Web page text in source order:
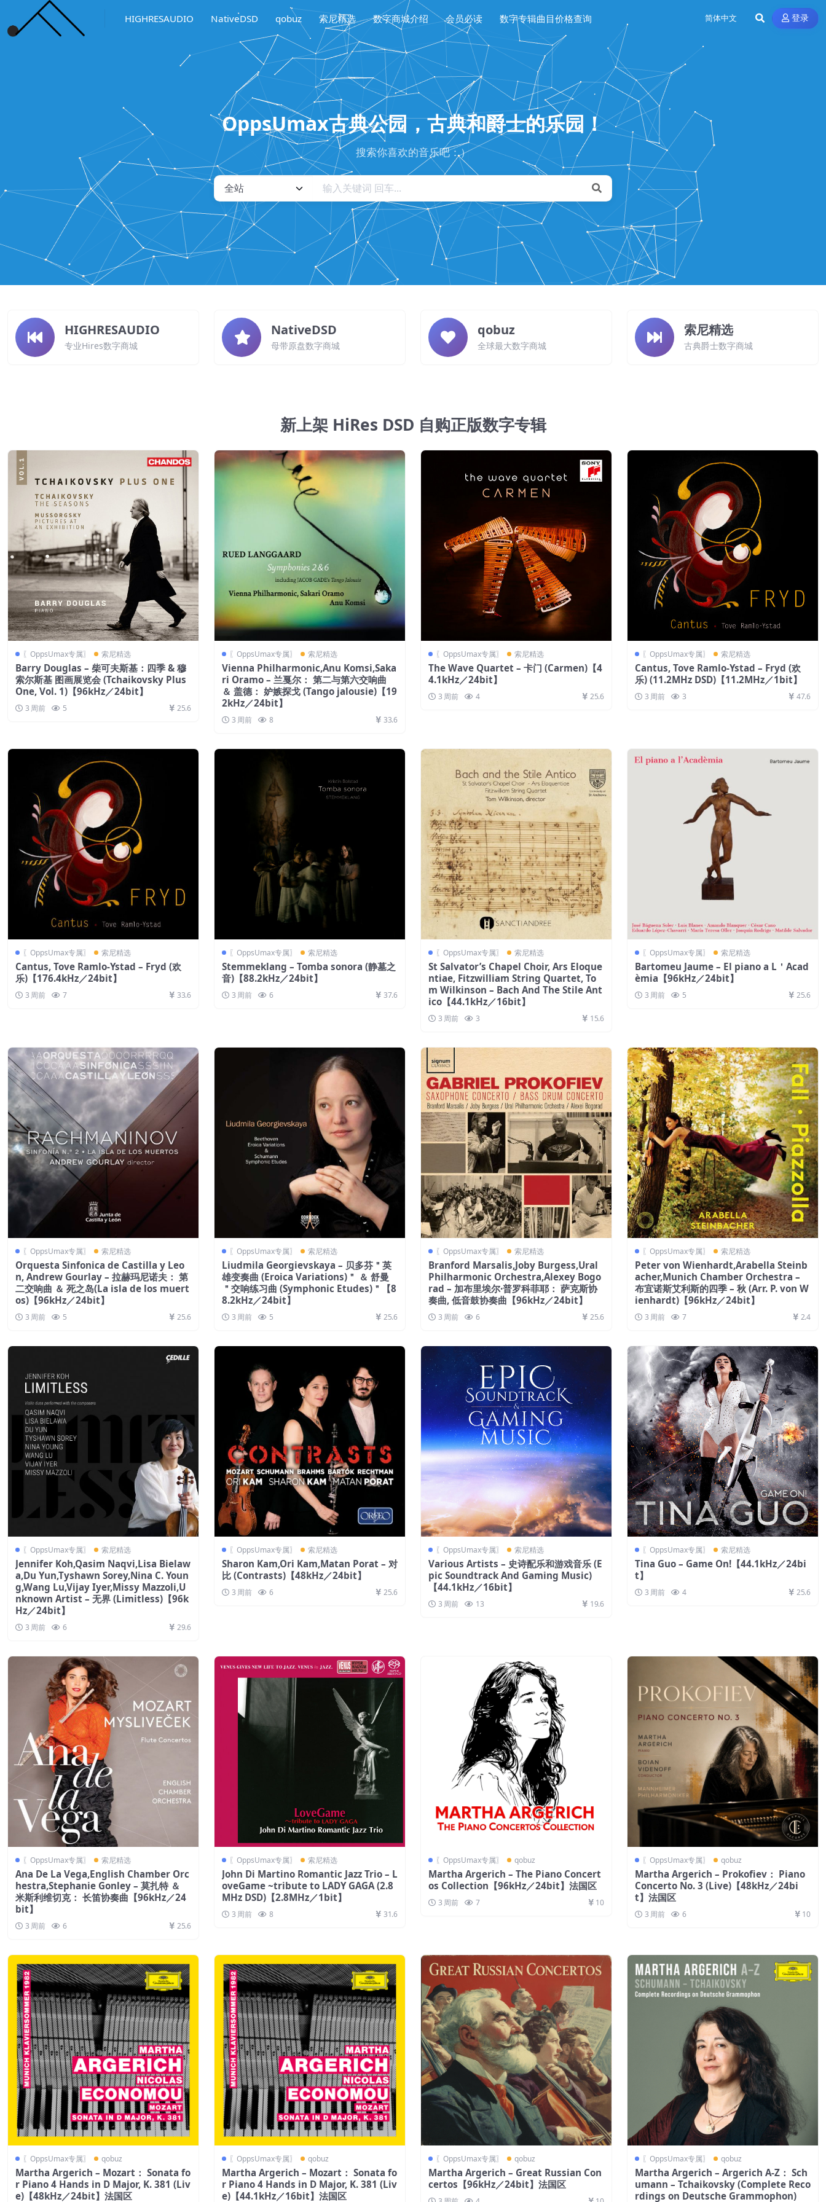
HIGHRESAUDIO NativeDSD qobuz 索尼精选 数字商城介绍 会员必读 数字专辑曲目价格查询 登录
OppsUmax古典公园，古典和爵士的乐园！
搜索你喜欢的音乐吧：）
HIGHRESAUDIO
专业Hires数字商城
NativeDSD
母带原盘数字商城
qobuz
全球最大数字商城
索尼精选
古典爵士数字商城
新上架 HiRes DSD 自购正版数字专辑
〖OppsUmax专属〗 索尼精选
Barry Douglas – 柴可夫斯基：四季 & 穆
索尔斯基 图画展览会 (Tchaikovsky Plus
One, Vol. 1)【96kHz／24bit】
3 周前 5 25.6
〖OppsUmax专属〗 索尼精选
Vienna Philharmonic,Anu Komsi,Saka
ri Oramo – 兰戛尔： 第二与第六交响曲
＆ 盖德： 妒嫉探戈 (Tango jalousie)【19
2kHz／24bit】
3 周前 8 33.6
〖OppsUmax专属〗 索尼精选
The Wave Quartet – 卡门 (Carmen)【4
4.1kHz／24bit】
3 周前 4 25.6
〖OppsUmax专属〗 索尼精选
Cantus, Tove Ramlo-Ystad – Fryd (欢
乐) (11.2MHz DSD)【11.2MHz／1bit】
3 周前 3 47.6
〖OppsUmax专属〗 索尼精选
Cantus, Tove Ramlo-Ystad – Fryd (欢
乐)【176.4kHz／24bit】
3 周前 7 33.6
〖OppsUmax专属〗 索尼精选
Stemmeklang – Tomba sonora (静墓之
音)【88.2kHz／24bit】
3 周前 6 37.6
〖OppsUmax专属〗 索尼精选
St Salvator’s Chapel Choir, Ars Eloque
ntiae, Fitzwilliam String Quartet, To
m Wilkinson – Bach And The Stile Ant
ico【44.1kHz／16bit】
3 周前 3 15.6
〖OppsUmax专属〗 索尼精选
Bartomeu Jaume – El piano a L＇Acad
èmia【96kHz／24bit】
3 周前 5 25.6
〖OppsUmax专属〗 索尼精选
Orquesta Sinfonica de Castilla y Leo
n, Andrew Gourlay – 拉赫玛尼诺夫： 第
二交响曲 ＆ 死之岛(La isla de los muert
os)【96kHz／24bit】
3 周前 5 25.6
〖OppsUmax专属〗 索尼精选
Liudmila Georgievskaya – 贝多芬＂英
雄变奏曲 (Eroica Variations)＂ ＆ 舒曼
＂交响练习曲 (Symphonic Etudes)＂【8
8.2kHz／24bit】
3 周前 5 25.6
〖OppsUmax专属〗 索尼精选
Branford Marsalis,Joby Burgess,Ural
Philharmonic Orchestra,Alexey Bogo
rad – 加布里埃尔·普罗科菲耶： 萨克斯协
奏曲, 低音鼓协奏曲【96kHz／24bit】
3 周前 6 25.6
〖OppsUmax专属〗 索尼精选
Peter von Wienhardt,Arabella Steinb
acher,Munich Chamber Orchestra –
布宜诺斯艾利斯的四季 – 秋 (Arr. P. von W
ienhardt)【96kHz／24bit】
3 周前 7 2.4
〖OppsUmax专属〗 索尼精选
Jennifer Koh,Qasim Naqvi,Lisa Bielaw
a,Du Yun,Tyshawn Sorey,Nina C. Youn
g,Wang Lu,Vijay Iyer,Missy Mazzoli,U
nknown Artist – 无界 (Limitless)【96k
Hz／24bit】
3 周前 6 29.6
〖OppsUmax专属〗 索尼精选
Sharon Kam,Ori Kam,Matan Porat – 对
比 (Contrasts)【48kHz／24bit】
3 周前 6 25.6
〖OppsUmax专属〗 索尼精选
Various Artists – 史诗配乐和游戏音乐 (E
pic Soundtrack And Gaming Music)
【44.1kHz／16bit】
3 周前 13 19.6
〖OppsUmax专属〗 索尼精选
Tina Guo – Game On!【44.1kHz／24bi
t】
3 周前 4 25.6
〖OppsUmax专属〗 索尼精选
Ana De La Vega,English Chamber Orc
hestra,Stephanie Gonley – 莫扎特 ＆
米斯利维切克： 长笛协奏曲【96kHz／24
bit】
3 周前 6 25.6
〖OppsUmax专属〗 索尼精选
John Di Martino Romantic Jazz Trio – L
oveGame ~tribute to LADY GAGA (2.8
MHz DSD)【2.8MHz／1bit】
3 周前 8 31.6
〖OppsUmax专属〗 qobuz
Martha Argerich – The Piano Concert
os Collection【96kHz／24bit】法国区
3 周前 7 10
〖OppsUmax专属〗 qobuz
Martha Argerich – Prokofiev： Piano
Concerto No. 3 (Live)【48kHz／24bi
t】法国区
3 周前 6 10
〖OppsUmax专属〗 qobuz
Martha Argerich – Mozart： Sonata fo
r Piano 4 Hands in D Major, K. 381 (Liv
e)【48kHz／24bit】法国区
〖OppsUmax专属〗 qobuz
Martha Argerich – Mozart： Sonata fo
r Piano 4 Hands in D Major, K. 381 (Liv
e)【44.1kHz／16bit】法国区
〖OppsUmax专属〗 qobuz
Martha Argerich – Great Russian Con
certos【96kHz／24bit】法国区
〖OppsUmax专属〗 qobuz
Martha Argerich – Argerich A-Z： Sch
umann – Tchaikovsky (Complete Reco
rdings on Deutsche Grammophon)